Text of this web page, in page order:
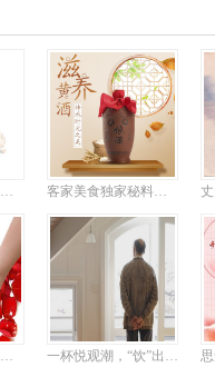
没有酒，我的心事比粽子难消化 客家美食独家秘料揭晓，想吃粤菜有它就够了
老公用一杯酒把我搞定 一杯悦观潮，“饮”出半世情